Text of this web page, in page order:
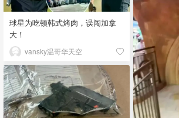
球星为吃顿韩式烤肉，误闯加拿
大！
vansky温哥华天空